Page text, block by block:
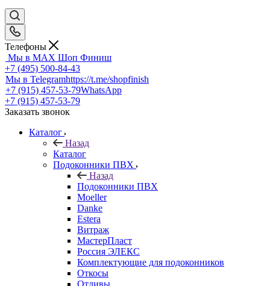
Телефоны
Мы в MAX Шоп Финиш
+7 (495) 500-84-43
Мы в Telegramhttps://t.me/shopfinish
+7 (915) 457-53-79WhatsApp
+7 (915) 457-53-79
Заказать звонок
Каталог
Назад
Каталог
Подоконники ПВХ
Назад
Подоконники ПВХ
Moeller
Danke
Estera
Витраж
МастерПласт
Россия ЭЛЕКС
Комплектующие для подоконников
Откосы
Отливы